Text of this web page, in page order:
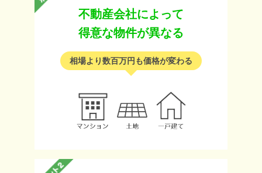
不動産会社によって
得意な物件が異なる
相場より数百万円も価格が変わる